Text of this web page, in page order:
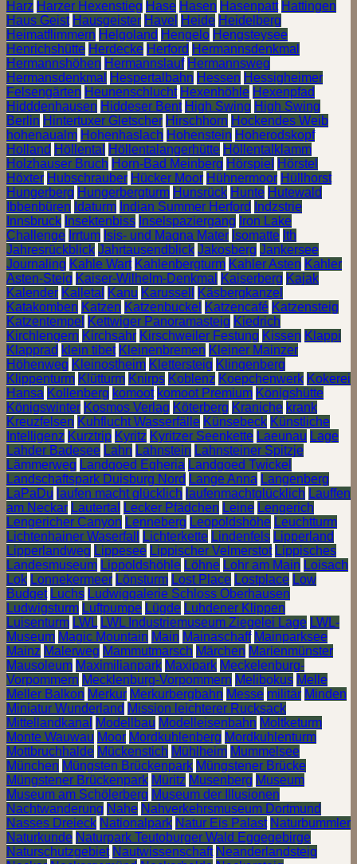
Harz Harzer Hexenstieg Hase Hasen Hasenpatt Hattingen
Haus Geist Hausgeister Havel Heide Heidelberg
Heimatflimmern Helgoland Hengelo Hengsteysee
Henrichshütte Herdecke Herford Hermannsdenkmal
Hermannshöhen Hermannslauf Hermannsweg
Hermansdenkmal
Hespertalbahn Hessen Hessigheimer
Felsengärten Heunenschlucht Hexenhöhle Hexenpfad
Hidddenhausen Hiddeser Bent High Swing High Swing
Berlin Hintertuxer Gletscher Hirschhorn Hockendes Weib
hohenaualm Hohenhaslach Hohenstein Hoherodskopf
Holland Höllental Höllentalangerhütte Höllentalklamm
Holzhauser Bruch Horn-Bad Meinberg Hörspiel Hörstel
Höxter Hubschrauber Hücker Moor Hühnermoor Hüllhorst
Hungerberg Hungerbergturm Hunsrück Hunte Hutewald
Ibbenbüren Idaturm Indian Summer Herford
Indzstrie
Innsbruck Insektenbiss Inselspaziergang Iron Lake
Challenge Irrtum Isis- und Magna Mater Isomatte Ith
Jahresrückblick Jahrtausendblick Jakosberg Jankersee
Journaling Kahle Wart Kahlenbergturm Kahler Asten Kahler
Asten-Steig Kaiser-Wilhelm-Denkmal Kaiserberg Kajak
Kalender Kalletal Kanu Karussell
Käsbergkanzel
Katakomben Katzen Katzenbuckel Katzencafé Katzensteig
Katzentempel Kettwiger Panoramasteig Kiedrich
Kirchlengern Kirchsahr Kirschweiler Festung Kissen Klappi
Klapprad klein tibet Kleinenbremen Kleiner Mainzer
Höhenweg Kleinostheim Klettersteig Klingenberg
Klippenturm Klütturm Knirps Koblenz Koepchenwerk Kokerei
Hansa Kollenberg komoot komoot Premium Königshütte
Königswinter Kosmos Verlag Köterberg Kraniche krank
Kreuzfelsen Kuhflucht Wasserfälle Künsebeck Künstliche
Intelligenz Kurztrip Kyritz Kyritzer Seenkette Laeunau Lage
Lahder Badesee Lahn Lahnstein Lahnsteiner Spitzje
Lämmerweg Landgoed Egheria Landgoed Twickel
Landschaftspark Duisburg Nord Lange Anna Langenberg
LaPaDu laufen macht glücklich laufenmachtglücklich Lauffen
am Neckar Lautertal Lecker Pfädchen Leine Lengerich
Lengericher Canyon Lenneberg Leopoldshöhe Leuchtturm
Lichtenhainer Waserfall
Lichterkette Lindenfels Lipperland
Lipperlandweg Lippesee Lippischer Velmerstot Lippisches
Landesmuseum Lippoldshöhle Löhne Lohr am Main Loisach
Lok Lonnekermeer Lönsturm Lost Place Lostplace Low
Budget Luchs Ludwiggalerie Schloss Oberhausen
Ludwigsturm Luftpumpe Lügde Luhdener Klippen
Luisenturm LWL LWL Industriemuseum Ziegelei Lage LWL-
Museum Magic Mountain Main Mainaschaff Mainparksee
Mainz Malerweg Mammutmarsch Märchen Marienmünster
Mausoleum Maximilianpark Maxipark Meckelenburg-
Vorpommern Mecklenburg-Vorpommern Melibokus Melle
Meller Balkon Merkur Merkurbergbahn Messe militär Minden
Miniatur Wunderland Mission leichterer Rucksack
Mittellandkanal
Modellbau Modelleisenbahn Moltketurm
Monte Wauwau Moor Mordkuhlenberg Mordkuhlenturm
Mottbruchhalde Mückenstich Mühlheim Mummelsee
München Müngsten Brückenpark Müngstener Brücke
Müngstener Brückenpark Müritz Musenberg Museum
Museum am Schölerberg Museum der Illusionen
Nachtwanderung Nahe Nahverkehrsmuseum Dortmund
Nasses Dreieck Nationalpark Natur Eis Palast Naturbummler
Naturkunde Naturpark Teutoburger Wald Eggegebirge
Naturschutzgebiet Nautwissenschaft Neanderlandsteig